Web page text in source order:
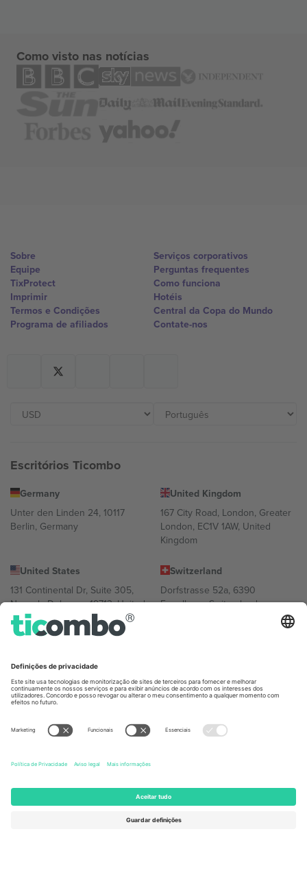
Como visto nas notícias
Sobre
Equipe
TixProtect
Imprimir
Termos e Condições
Programa de afiliados
Serviços corporativos
Perguntas frequentes
Como funciona
Hotéis
Central da Copa do Mundo
Contate-nos
Escritórios Ticombo
Germany
Unter den Linden 24, 10117
Berlin, Germany
United Kingdom
167 City Road, London, Greater
London, EC1V 1AW, United
Kingdom
United States
131 Continental Dr, Suite 305,
Newark, Delaware 19713, United
States
Switzerland
Dorfstrasse 52a, 6390
Engelberg, Switzerland
Regus Sofia City West, bul
Totleben 53-55, 1606 Sofia,
Bulgaria
Building A1, Office 302, Dubai,
United Arab Emirates
Mexico
Ciudad de México, CDMX,
Mexico
A entidade legal do provedor da plataforma pode variar
dependendo da localização, evento e/ou domínio. Para mais